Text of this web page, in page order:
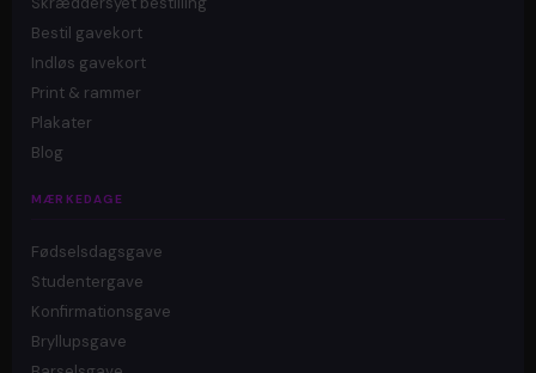
Bestil gavekort
Indløs gavekort
Print & rammer
Plakater
Blog
MÆRKEDAGE
Fødselsdagsgave
Studentergave
Konfirmationsgave
Bryllupsgave